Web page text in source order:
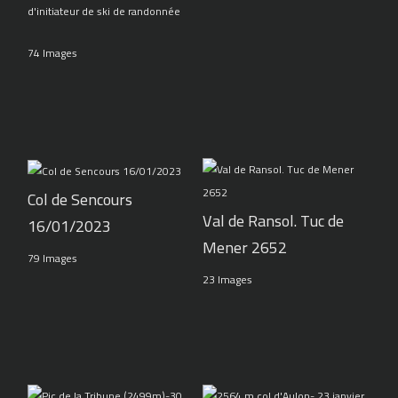
d'initiateur de ski de randonnée
74 Images
Col de Sencours
16/01/2023
79 Images
Val de Ransol. Tuc de
Mener 2652
23 Images